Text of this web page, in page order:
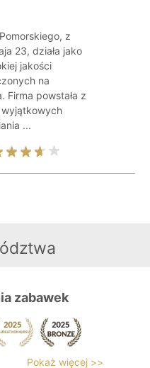
z
23, działa jako
jakości
na
Firma powstała z
wyjątkowych
...
zabawek
Pokaż więcej >>